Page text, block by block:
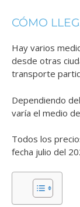
CÓMO
Hay varios
desde otras
transporte
Dependiendo
varía el medio
Todos los
fecha julio del